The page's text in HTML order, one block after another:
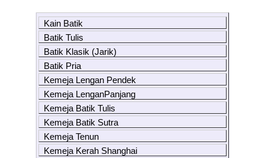
Kain Batik
Batik Tulis
Batik Klasik (Jarik)
Batik Pria
Kemeja Lengan Pendek
Kemeja LenganPanjang
Kemeja Batik Tulis
Kemeja Batik Sutra
Kemeja Tenun
Kemeja Kerah Shanghai